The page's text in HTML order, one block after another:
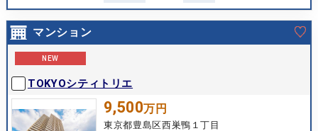
マンション
NEW
TOKYOシティトリエ
9,500万円
東京都豊島区西巣鴨１丁目